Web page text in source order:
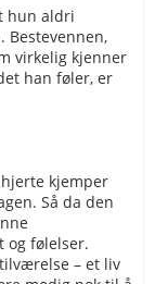
hun aldri
Bestevennen,
virkelig kjenner
han føler, er
kjemper
Så da den
og følelser.
– et liv